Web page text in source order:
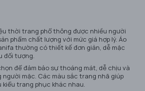
thời trang phổ thông được nhiều người
phẩm chất lượng với mức giá hợp lý. Áo
thường có thiết kế đơn giản, dễ mặc
đối tượng.
để đảm bảo sự thoáng mát, dễ chịu và
người mặc. Các màu sắc trang nhã giúp
kiểu trang phục khác nhau.